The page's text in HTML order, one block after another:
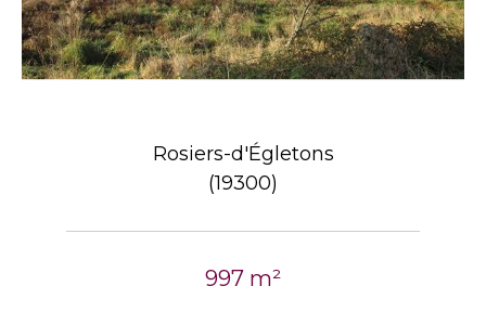
Rosiers-d'Égletons
(19300)
997 m²